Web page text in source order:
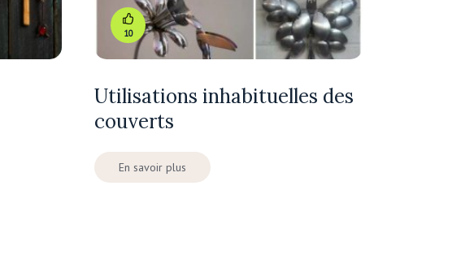
10
Utilisations inhabituelles des
couverts
En savoir plus